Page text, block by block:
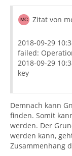
Zitat von
2018-09-29
failed:
2018-09-29
key
Demnach kann
finden. Somit
werden. Der
werden kann,
Zusammenhang